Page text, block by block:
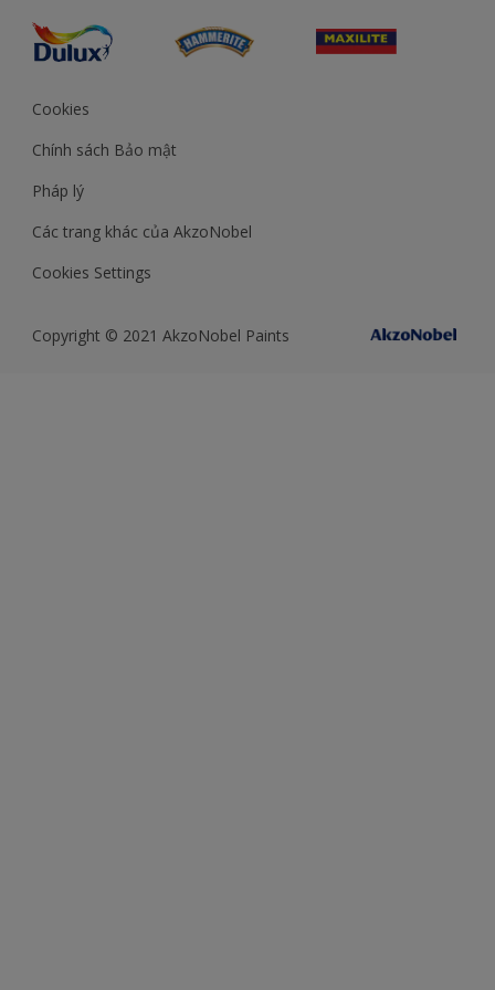
Cookies
Chính sách Bảo mật
Pháp lý
Các trang khác của AkzoNobel
Cookies Settings
Copyright © 2021 AkzoNobel Paints